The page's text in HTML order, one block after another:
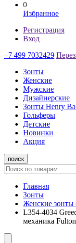
0
Избранное
Регистрация
Вход
+7 499 7032429
Зонты
Женские
Мужские
Дизайнерские
Зонты Henry
Гольферы
Детские
Новинки
Акция
поиск
Главная
Зонты
Женские зонты
L354-4034
механика Fulton